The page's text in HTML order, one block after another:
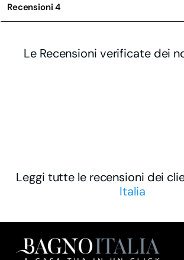
Recensioni4
Le Recensioni verificate dei
Leggi tutte le recensioni dei
Italia